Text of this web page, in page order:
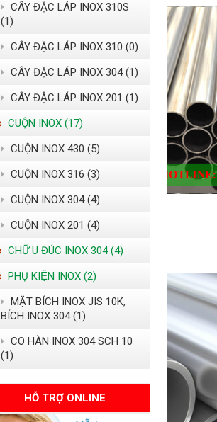
CÂY ĐẶC LÁP INOX 310S
(1)
CÂY ĐẶC LÁP INOX 310 (0)
CÂY ĐẶC LÁP INOX 304 (1)
CÂY ĐẬC LÁP INOX 201 (1)
CUỘN INOX (17)
CUỘN INOX 430 (5)
CUỘN INOX 316 (3)
CUỘN INOX 304 (4)
CUỘN INOX 201 (4)
CHỮ U ĐÚC INOX 304 (4)
PHỤ KIỆN INOX (2)
MẶT BÍCH INOX JIS 10K,
BÍCH INOX 304 (1)
CO HÀN INOX 304 SCH 10
(1)
HỖ TRỢ ONLINE